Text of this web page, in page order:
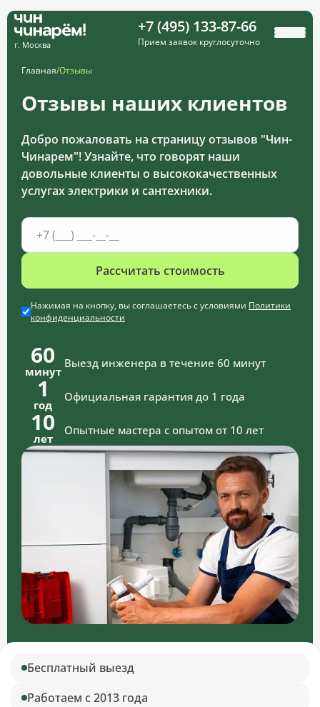
г. Москва
+7 (495) 133-87-66
Прием заявок круглосуточно
Главная/Отзывы
Отзывы наших клиентов
Добро пожаловать на страницу отзывов "Чин-
Чинарем"! Узнайте, что говорят наши
довольные клиенты о высококачественных
услугах электрики и сантехники.
Рассчитать стоимость
Нажимая на кнопку, вы соглашаетесь с условиями Политики
конфиденциальности
60
минут
Выезд инженера в течение 60 минут
1
год
Официальная гарантия до 1 года
10
лет
Опытные мастера с опытом от 10 лет
Бесплатный выезд
Работаем с 2013 года